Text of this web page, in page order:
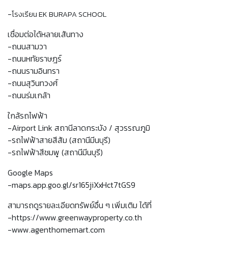
-โรงเรียน EK BURAPA SCHOOL
เชื่อมต่อได้หลายเส้นทาง
-ถนนสามวา
-ถนนหทัยราษฎร์
-ถนนรามอินทรา
-ถนนสุวินทวงศ์
-ถนนร่มเกล้า
ใกล้รถไฟฟ้า
-Airport Link สถานีลาดกระบัง / สุวรรณภูมิ
-รถไฟฟ้าสายสีส้ม (สถานีมีนบุรี)
-รถไฟฟ้าสีชมพู (สถานีมีนบุรี)
Google Maps
-maps.app.goo.gl/sr165jiXxHct7tGS9
สามารถดูรายละเอียดทรัพย์อื่น ๆ เพิ่มเติม ได้ที่
-https://www.greenwayproperty.co.th
-www.agenthomemart.com